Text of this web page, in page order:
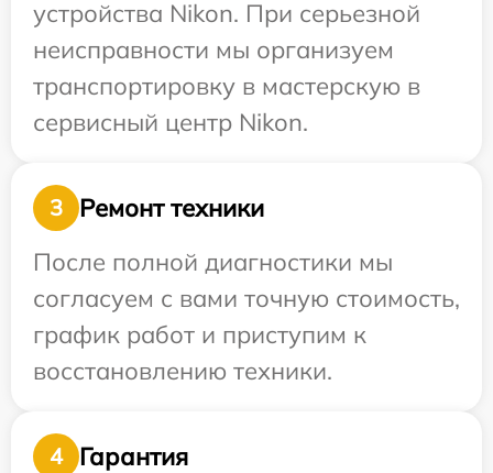
устройства Nikon. При серьезной
неисправности мы организуем
транспортировку в мастерскую в
сервисный центр Nikon.
3
Ремонт техники
После полной диагностики мы
согласуем с вами точную стоимость,
график работ и приступим к
восстановлению техники.
4
Гарантия